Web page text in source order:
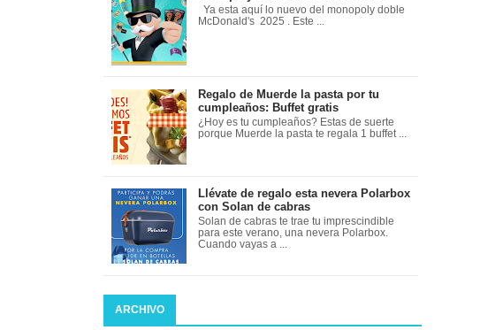
Ya esta aquí lo nuevo del monopoly doble
McDonald's 2025 . Este ...
Regalo de Muerde la pasta por tu
cumpleaños: Buffet gratis
¿Hoy es tu cumpleaños? Estas de suerte
porque Muerde la pasta te regala 1 buffet ...
Llévate de regalo esta nevera Polarbox
con Solan de cabras
Solan de cabras te trae tu imprescindible
para este verano, una nevera Polarbox.
Cuando vayas a ...
ARCHIVO